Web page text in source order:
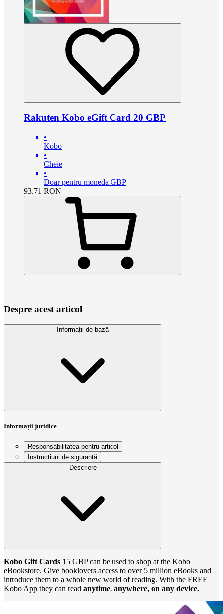
Rakuten Kobo eGift Card 20 GBP
•
Kobo
•
Cheie
•
Doar pentru moneda GBP
93.71 RON
Despre acest articol
Informații de bază
Informații juridice
Responsabilitatea pentru articol
Instrucțiuni de siguranță
Descriere
Kobo Gift Cards 15 GBP can be used to shop at the Kobo
eBookstore. Give booklovers access to over 5 million eBooks and
introduce them to a whole new world of reading. With the FREE
Kobo App they can read anytime, anywhere, on any device.